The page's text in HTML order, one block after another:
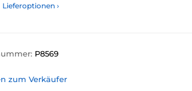
Lieferoptionen ›
P8569
zum Verkäufer